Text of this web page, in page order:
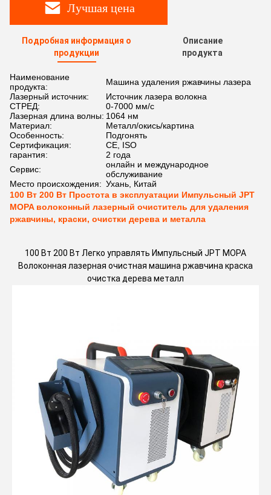
Лучшая цена
Подробная информация о
продукции
Описание
продукта
Наименование
продукта:
Машина удаления ржавчины лазера
Лазерный источник:
Источник лазера волокна
СТРЕД:
0-7000 мм/с
Лазерная длина волны: 1064 нм
Материал:
Металл/окись/картина
Особенность:
Подгонять
Сертификация:
CE, ISO
гарантия:
2 года
Сервис:
онлайн и международное
обслуживание
Место происхождения: Ухань, Китай
100 Вт 200 Вт Простота в эксплуатации Импульсный JPT
MOPA волоконный лазерный очиститель для удаления
ржавчины, краски, очистки дерева и металла
100 Вт 200 Вт Легко управлять Импульсный JPT MOPA
Волоконная лазерная очистная машина ржавчина краска
очистка дерева металл